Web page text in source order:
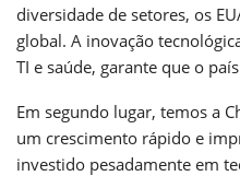
diversidade de setores, os
global. A inovação
TI e saúde, garante que o
Em segundo lugar, temos a
um crescimento rápido e
investido pesadamente em